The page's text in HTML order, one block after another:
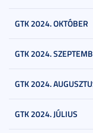
GTK 2024. OKTÓBER
GTK 2024.
GTK 2024.
GTK 2024. JÚLIUS